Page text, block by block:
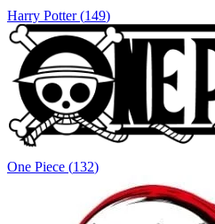
Harry Potter (149)
One Piece (132)